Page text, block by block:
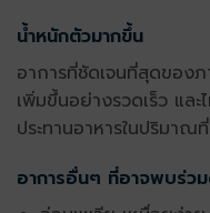
น้ำหนักตัวมากขึ้น
อาการที่ชัดเจนที่สุดของภ
เพิ่มขึ้นอย่างรวดเร็ว แล
ประทานอาหารในปริมาณ
อาการอื่นๆ ที่อาจพบร่ว